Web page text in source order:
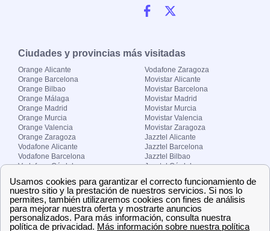
Ciudades y provincias más visitadas
Orange Alicante
Orange Barcelona
Orange Bilbao
Orange Málaga
Orange Madrid
Orange Murcia
Orange Valencia
Orange Zaragoza
Vodafone Alicante
Vodafone Barcelona
Vodafone Córdoba
Vodafone Madrid
Vodafone Murcia
Vodafone Valencia
Vodafone Zaragoza
Movistar Alicante
Movistar Barcelona
Movistar Madrid
Movistar Murcia
Movistar Valencia
Movistar Zaragoza
Jazztel Alicante
Jazztel Barcelona
Jazztel Bilbao
Jazztel Córdoba
Jazztel Málaga
Jazztel Valencia
Jazztel Zaragoza
Sobre Zona-internet.com